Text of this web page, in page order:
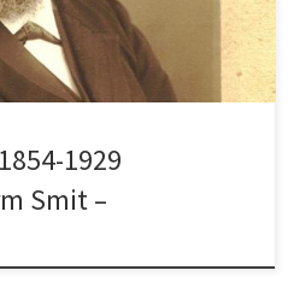
1929
Smit –